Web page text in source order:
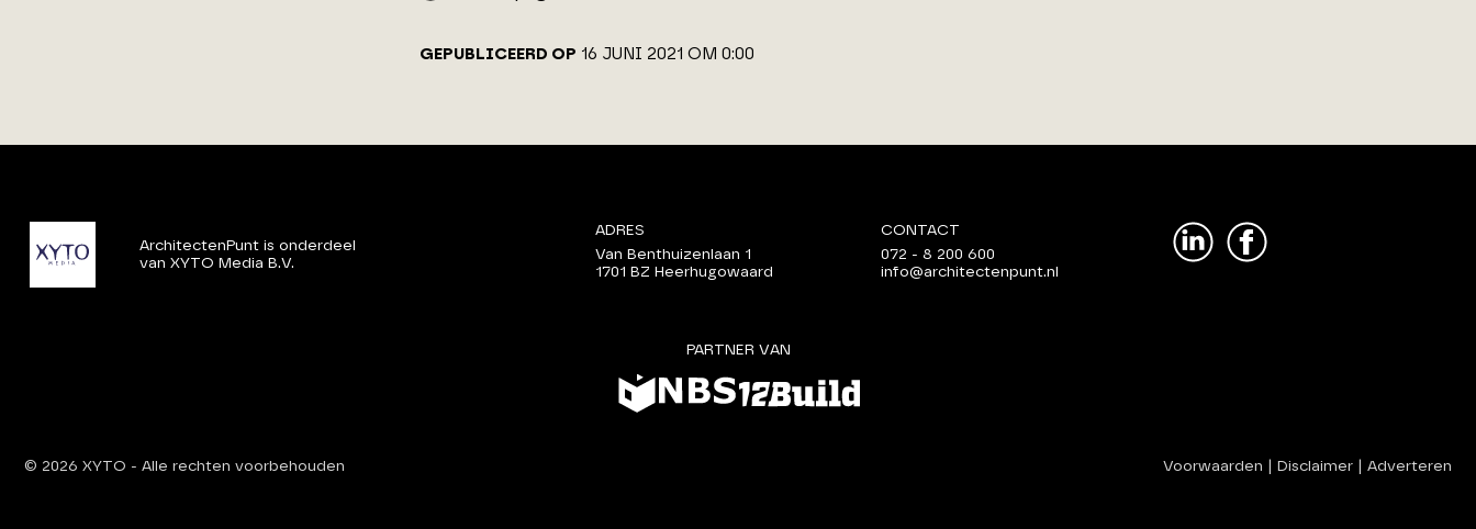
GEPUBLICEERD OP 16 JUNI 2021 OM 0:00
ArchitectenPunt is onderdeel
van XYTO Media B.V.
ADRES
Van Benthuizenlaan 1
1701 BZ Heerhugowaard
CONTACT
072 - 8 200 600
info@architectenpunt.nl
PARTNER VAN
Voorwaarden Disclaimer Adverteren
© 2026 XYTO - Alle rechten voorbehouden